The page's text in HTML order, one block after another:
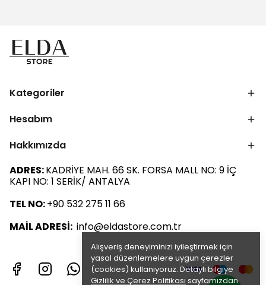
Alışveriş deneyiminizi iyileştirmek için
yasal düzenlemelere uygun çerezler
(cookies) kullanıyoruz. Detaylı bilgiye
Gizlilik ve Çerez Politikası sayfamızdan
Kategoriler
Hesabım
Hakkımızda
ADRES:KADRİYE MAH. 66 SK. FORSA MALL NO: 9 İÇ
KAPI NO: 1 SERİK/ ANTALYA
TEL NO:+90 532 275 11 66
MAİL ADRESİ: info@eldastore.com.tr